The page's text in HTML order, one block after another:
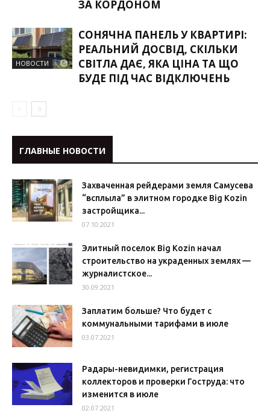
ЗА КОРДОНОМ
НОВОСТИ
СОНЯЧНА ПАНЕЛЬ У КВАРТИРІ:
РЕАЛЬНИЙ ДОСВІД, СКІЛЬКИ
СВІТЛА ДАЄ, ЯКА ЦІНА ТА ЩО
БУДЕ ПІД ЧАС ВІДКЛЮЧЕНЬ
ГЛАВНЫЕ НОВОСТИ
Захваченная рейдерами земля Самусева
“всплыла” в элитном городке Big Kozin
застройщика...
07.10.2021
Элитный поселок Big Kozin начал
строительство на украденных землях —
журналистское...
30.09.2021
Заплатим больше? Что будет с
коммунальными тарифами в июле
03.07.2021
Радары-невидимки, регистрация
коллекторов и проверки Гоструда: что
изменится в июле
02.07.2021